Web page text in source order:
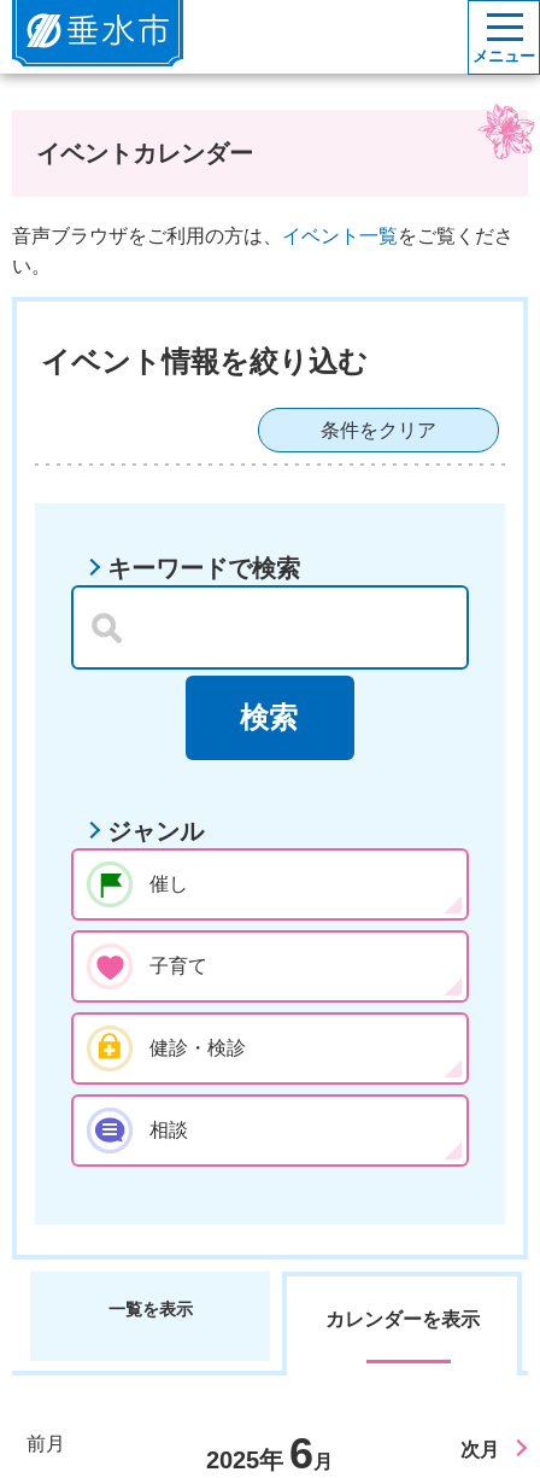
垂水市
メニュー
イベントカレンダー
音声ブラウザをご利用の方は、 イベント一覧をご覧くださ
い。
イベント情報を絞り込む
条件をクリア
キーワードで検索
ジャンル
催し
子育て
健診・検診
相談
一覧を表示 カレンダーを表示
前月
2025年 6 月
次月